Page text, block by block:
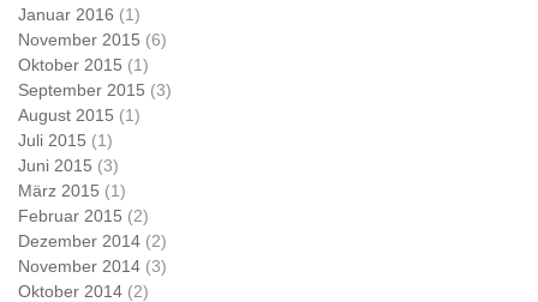
Januar 2016 (1)
November 2015 (6)
Oktober 2015 (1)
September 2015 (3)
August 2015 (1)
Juli 2015 (1)
Juni 2015 (3)
März 2015 (1)
Februar 2015 (2)
Dezember 2014 (2)
November 2014 (3)
Oktober 2014 (2)